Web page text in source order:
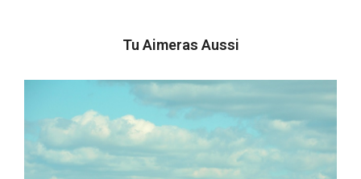
Tu Aimeras Aussi